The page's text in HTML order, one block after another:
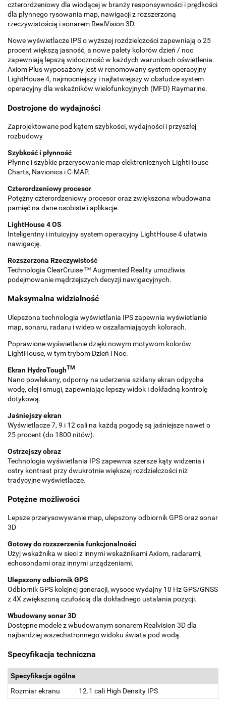
czterordzeniowy dla wiodącej w branży responsywności i prędkości
dla płynnego rysowania map, nawigacji z rozszerzoną
rzeczywistością i sonarem RealVision 3D.
Nowe wyświetlacze IPS o wyższej rozdzielczości zapewniają o 25
procent większą jasność, a nowe palety kolorów dzień / noc
zapewniają lepszą widoczność w każdych warunkach oświetlenia.
Axiom Plus wyposażony jest w renomowany system operacyjny
LightHouse 4, najmocniejszy i najłatwiejszy w obsłudze system
operacyjny dla wskaźników wielofunkcyjnych (MFD) Raymarine.
Dostrojone do wydajności
Zaprojektowane pod kątem szybkości, wydajności i przyszłej
rozbudowy
Szybkość i płynność
Płynne i szybkie przerysowanie map elektronicznych LightHouse
Charts, Navionics i C-MAP.
Czterordzeniowy procesor
Potężny czterordzeniowy procesor oraz zwiększona wbudowana
pamięć na dane osobiste i aplikacje.
LightHouse 4 OS
Inteligentny i intuicyjny system operacyjny LightHouse 4 ułatwia
nawigację.
Rozszerzona Rzeczywistość
Technologia ClearCruise ™ Augmented Reality umożliwia
podejmowanie mądrzejszych decyzji nawigacyjnych.
Maksymalna widzialność
Ulepszona technologia wyświetlania IPS zapewnia wyświetlanie
map, sonaru, radaru i wideo w oszałamiających kolorach.
Poprawione wyświetlanie dzięki nowym motywom kolorów
LightHouse, w tym trybom Dzień i Noc.
Ekran HydroToughTM
Nano powlekany, odporny na uderzenia szklany ekran odpycha
wodę, olej i smugi, zapewniając lepszy widok i dokładną kontrolę
dotykową.
Jaśniejszy ekran
Wyświetlacze 7, 9 i 12 cali na każdą pogodę są jaśniejsze nawet o
25 procent (do 1800 nitów).
Ostrzejszy obraz
Technologia wyświetlania IPS zapewnia szersze kąty widzenia i
ostry kontrast przy dwukrotnie większej rozdzielczości niż
tradycyjne wyświetlacze.
Potężne możliwości
Lepsze przerysowywanie map, ulepszony odbiornik GPS oraz sonar
3D
Gotowy do rozszerzenia funkcjonalności
Użyj wskaźnika w sieci z innymi wskaźnikami Axiom, radarami,
echosondami oraz innymi urządzeniami.
Ulepszony odbiornik GPS
Odbiornik GPS kolejnej generacji, wysoce wydajny 10 Hz GPS/GNSS
z 4X zwiększoną czułością dla dokładnego ustalania pozycji.
Wbudowany sonar 3D
Dostępne modele z wbudowanym sonarem Realvision 3D dla
najbardziej wszechstronnego widoku świata pod wodą.
Specyfikacja techniczna
Specyfikacja ogólna
Rozmiar ekranu
12.1 cali High Density IPS